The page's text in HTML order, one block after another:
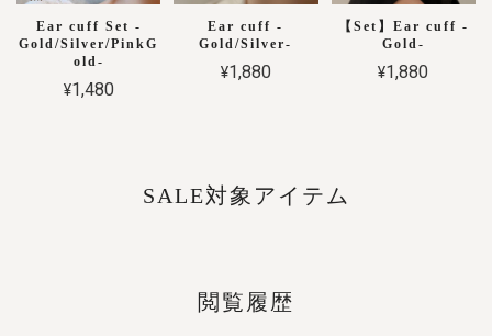
Ear cuff Set -
Gold/Silver/PinkG
old-
¥1,480
Ear cuff -
Gold/Silver-
¥1,880
【Set】Ear cuff -
Gold-
¥1,880
SALE対象アイテム
閲覧履歴